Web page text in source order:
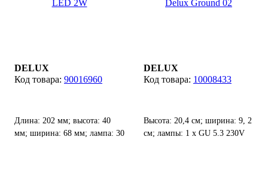
DELUX
90016960
Длина: 202 мм; высота: 40
мм; ширина: 68 мм; лампа: 30
DELUX
10008433
Высота: 20,4 см; ширина: 9, 2
см; лампы: 1 х GU 5.3 230V